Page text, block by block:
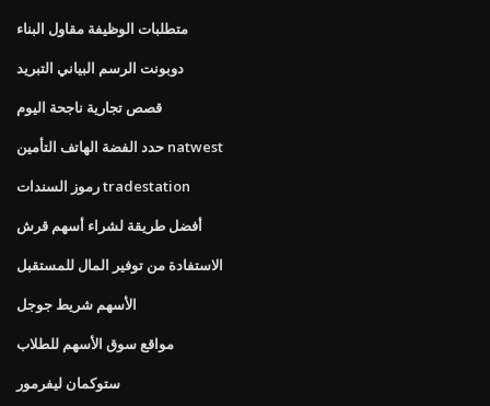
متطلبات الوظيفة مقاول البناء
دوبونت الرسم البياني التبريد
قصص تجارية ناجحة اليوم
حدد الفضة الهاتف التأمين natwest
رموز السندات tradestation
أفضل طريقة لشراء أسهم قرش
الاستفادة من توفير المال للمستقبل
الأسهم شريط جوجل
مواقع سوق الأسهم للطلاب
ستوكمان ليفرمور